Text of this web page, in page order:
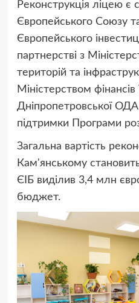
Реконструкція ліцею є
Європейського Союзу
Європейського
партнерстві з
територій та
Міністерством фінансів
Дніпропетровської ОДА
підтримки Програми
Загальна вартість
Кам'янському
ЄІБ виділив 3,4 млн
бюджет.